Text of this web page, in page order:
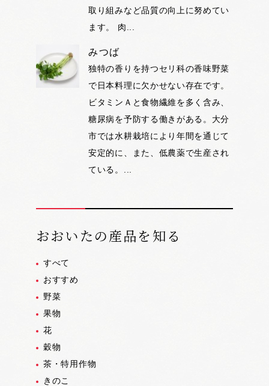
取り組みなど品質の向上に努めてい
ます。 肉...
みつば
独特の香りを持つセリ科の香味野菜
で日本料理に欠かせない存在です。
ビタミンＡと食物繊維を多く含み、
糖尿病を予防する働きがある。大分
市では水耕栽培により年間を通じて
安定的に、また、低農薬で生産され
ている。...
おおいたの産品を知る
すべて
おすすめ
野菜
果物
花
穀物
茶・特用作物
きのこ